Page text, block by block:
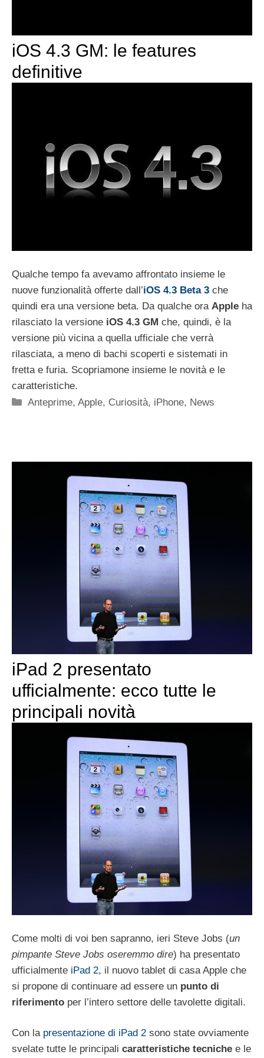
iOS 4.3 GM: le features
definitive
Qualche tempo fa avevamo affrontato insieme le
nuove funzionalità offerte dall’iOS 4.3 Beta 3 che
quindi era una versione beta. Da qualche ora Apple ha
rilasciato la versione iOS 4.3 GM che, quindi, è la
versione più vicina a quella ufficiale che verrà
rilasciata, a meno di bachi scoperti e sistemati in
fretta e furia. Scopriamone insieme le novità e le
caratteristiche.
Categorie
Anteprime,Apple, Curiosità, iPhone, News
iPad 2 presentato
ufficialmente: ecco tutte le
principali novità
Come molti di voi ben sapranno, ieri Steve Jobs (un
pimpante Steve Jobs oseremmo dire) ha presentato
ufficialmente iPad 2, il nuovo tablet di casa Apple che
si propone di continuare ad essere un punto di
riferimento per l’intero settore delle tavolette digitali.
Con la presentazione di iPad 2 sono state ovviamente
svelate tutte le principali caratteristiche tecniche e le